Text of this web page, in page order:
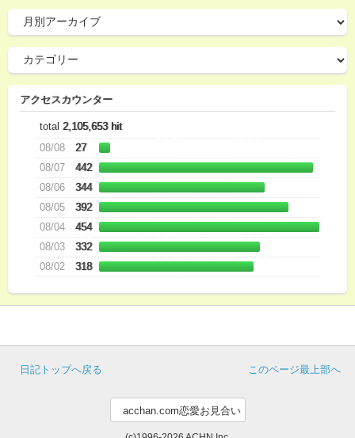
アクセスカウンター
total 2,105,653 hit
08/08
27
08/07
442
08/06
344
08/05
392
08/04
454
08/03
332
08/02
318
このページ最上部へ
日記トップへ戻る